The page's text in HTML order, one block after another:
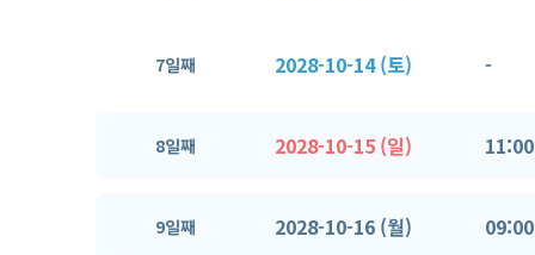
7일째 2028-10-14 (토) -
8일째 2028-10-15 (일) 11:00
9일째 2028-10-16 (월) 09:00